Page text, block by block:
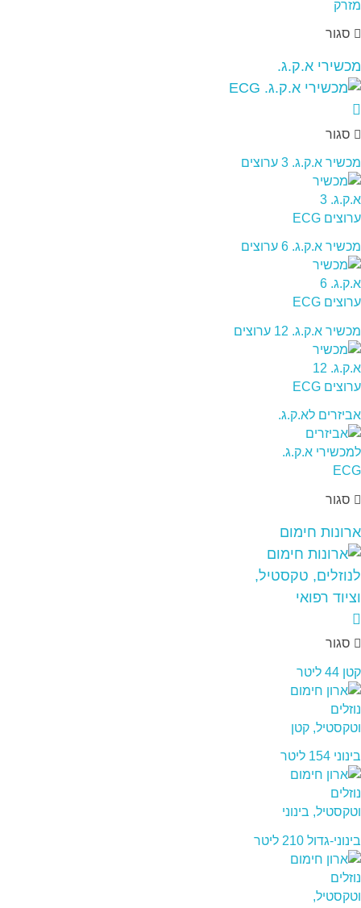
סגור
מכשירי א.ק.ג.
סגור
מכשיר א.ק.ג. 3 ערוצים
מכשיר א.ק.ג. 6 ערוצים
מכשיר א.ק.ג. 12 ערוצים
אביזרים לא.ק.ג.
סגור
ארונות חימום
סגור
קטן 44 ליטר
בינוני 154 ליטר
בינוני-גדול 210 ליטר